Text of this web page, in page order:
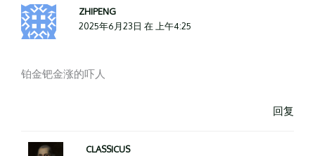
ZHIPENG
2025年6月23日 在 上午4:25
铂金钯金涨的吓人
回复
CLASSICUS